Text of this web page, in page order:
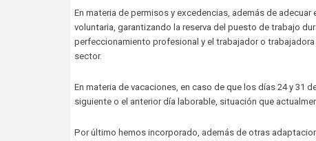
En materia de permisos y excedencias, además de
voluntaria, garantizando la reserva del puesto de trabajo
perfeccionamiento profesional y el trabajador o
sector.
En materia de vacaciones, en caso de que los días 24 y 31
siguiente o el anterior día laborable, situación que
Por último hemos incorporado, además de otras